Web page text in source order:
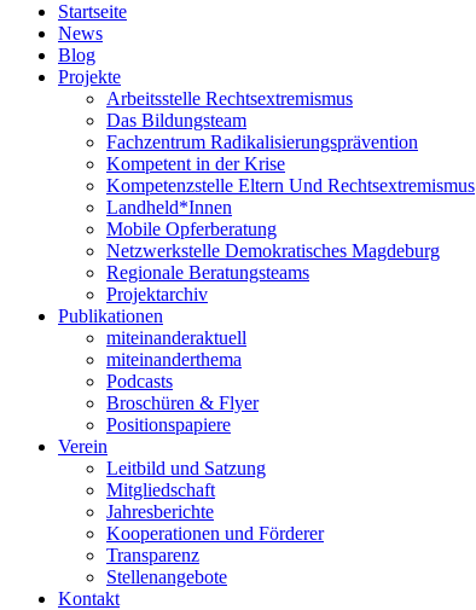
Startseite
News
Blog
Projekte
Arbeitsstelle Rechtsextremismus
Das Bildungsteam
Fachzentrum Radikalisierungsprävention
Kompetent in der Krise
Kompetenzstelle Eltern Und Rechtsextremismus
Landheld*Innen
Mobile Opferberatung
Netzwerkstelle Demokratisches Magdeburg
Regionale Beratungsteams
Projektarchiv
Publikationen
miteinanderaktuell
miteinanderthema
Podcasts
Broschüren & Flyer
Positionspapiere
Verein
Leitbild und Satzung
Mitgliedschaft
Jahresberichte
Kooperationen und Förderer
Transparenz
Stellenangebote
Kontakt